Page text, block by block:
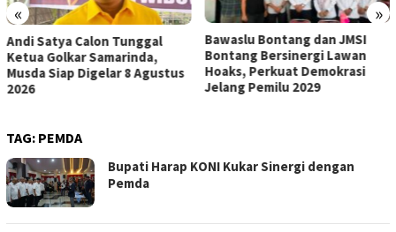
« »
Bawaslu Bontang dan JMSI
Bontang Bersinergi Lawan
Hoaks, Perkuat Demokrasi
Komisi IV Tunggu Hasil
Investigasi Satgas soal
Dugaan Pelanggaran
TAG: PEMDA
Bupati Harap KONI Kukar Sinergi dengan
Pemda